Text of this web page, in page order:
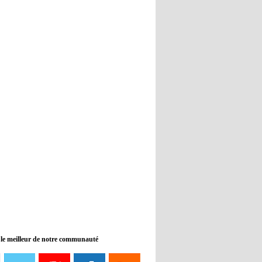
08:21 - 2022/11/08
Liverpool mis en vente par son
meilleur de notre communauté